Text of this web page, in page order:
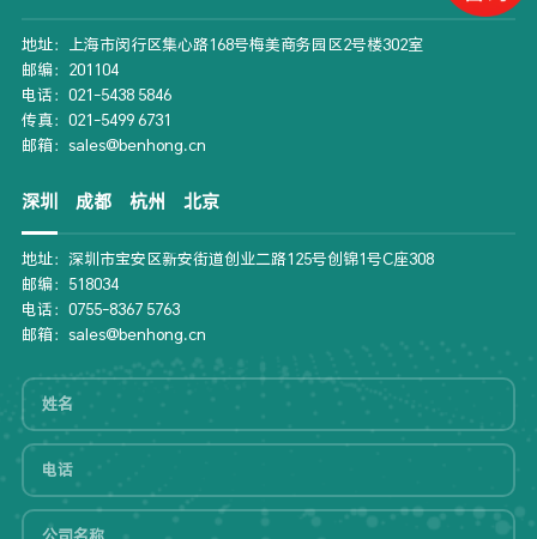
地址：上海市闵行区集心路168号梅美商务园区2号楼302室
邮编：201104
电话：021-5438 5846
传真：021-5499 6731
邮箱：sales@benhong.cn
深圳 成都 杭州 北京
地址：深圳市宝安区新安街道创业二路125号创锦1号C座308
邮编：518034
电话：0755-8367 5763
邮箱：sales@benhong.cn